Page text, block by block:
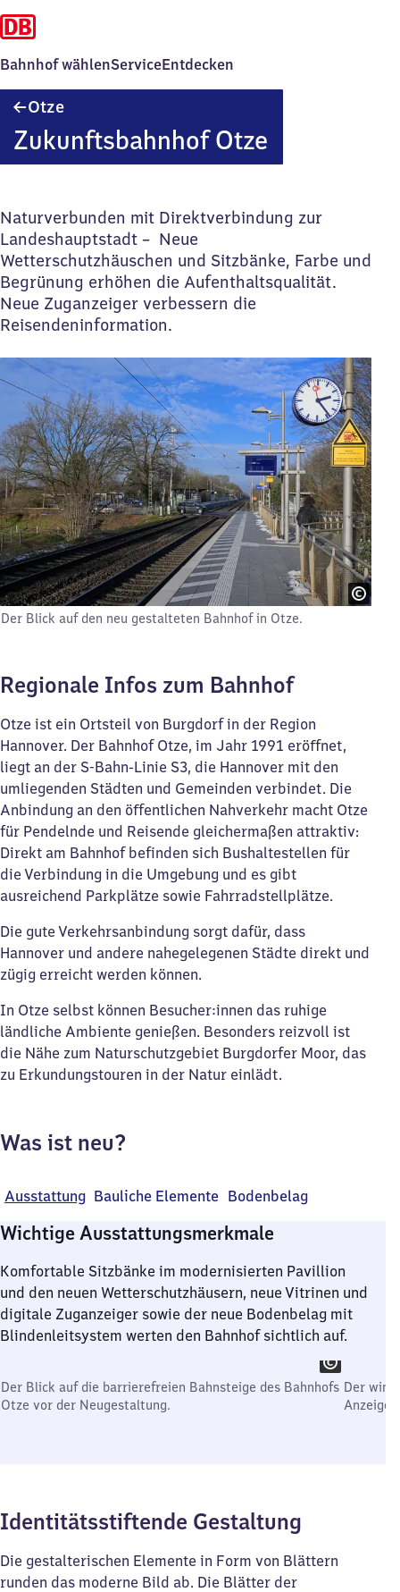
Bahnhof wählenServiceEntdecken
Otze
Zukunftsbahnhof Otze
Naturverbunden mit Direktverbindung zur
Landeshauptstadt – Neue
Wetterschutzhäuschen und Sitzbänke, Farbe und
Begrünung erhöhen die Aufenthaltsqualität.
Neue Zuganzeiger verbessern die
Reisendeninformation.
Der Blick auf den neu gestalteten Bahnhof in Otze.
Regionale Infos zum Bahnhof
Otze ist ein Ortsteil von Burgdorf in der Region
Hannover. Der Bahnhof Otze, im Jahr 1991 eröffnet,
liegt an der S-Bahn-Linie S3, die Hannover mit den
umliegenden Städten und Gemeinden verbindet. Die
Anbindung an den öffentlichen Nahverkehr macht Otze
für Pendelnde und Reisende gleichermaßen attraktiv:
Direkt am Bahnhof befinden sich Bushaltestellen für
die Verbindung in die Umgebung und es gibt
ausreichend Parkplätze sowie Fahrradstellplätze.
Die gute Verkehrsanbindung sorgt dafür, dass
Hannover und andere nahegelegenen Städte direkt und
zügig erreicht werden können.
In Otze selbst können Besucher:innen das ruhige
ländliche Ambiente genießen. Besonders reizvoll ist
die Nähe zum Naturschutzgebiet Burgdorfer Moor, das
zu Erkundungstouren in der Natur einlädt.
Was ist neu?
Ausstattung Bauliche Elemente Bodenbelag
Wichtige Ausstattungsmerkmale
Komfortable Sitzbänke im modernisierten Pavillion
und den neuen Wetterschutzhäusern, neue Vitrinen und
digitale Zuganzeiger sowie der neue Bodenbelag mit
Blindenleitsystem werten den Bahnhof sichtlich auf.
Der Blick auf die barrierefreien Bahnsteige des Bahnhofs
Otze vor der Neugestaltung.
Der
Identitätsstiftende Gestaltung
Die gestalterischen Elemente in Form von Blättern
runden das moderne Bild ab. Die Blätter der